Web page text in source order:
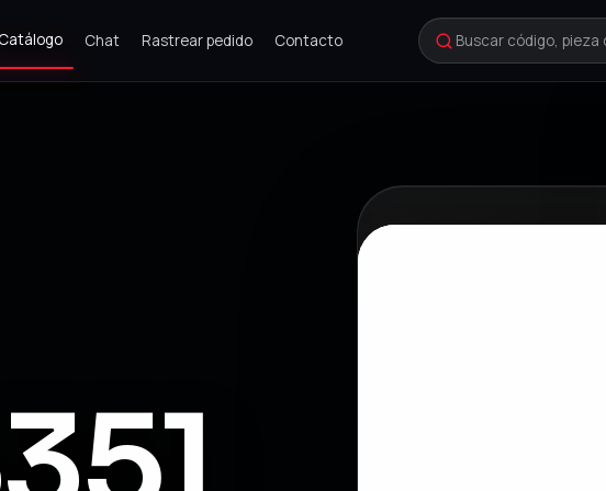
Chat Rastrear pedido Contacto